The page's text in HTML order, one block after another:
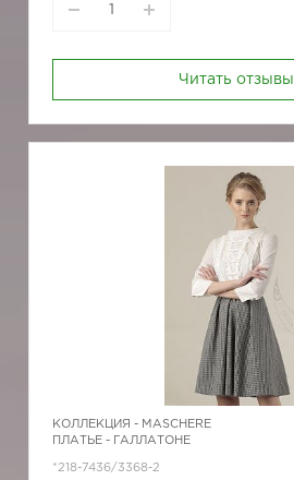
Читать отзывы
КОЛЛЕКЦИЯ - MASCHERE
ПЛАТЬЕ - ГАЛЛАТОНЕ
*218-7436/3368-2